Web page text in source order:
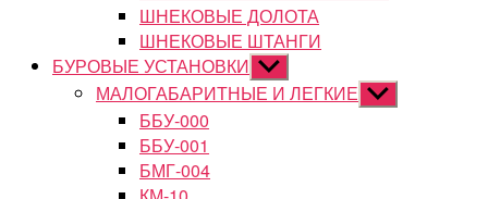
ШНЕКОВЫЕ ДОЛОТА
ШНЕКОВЫЕ ШТАНГИ
БУРОВЫЕ УСТАНОВКИ Показывать
подменю
МАЛОГАБАРИТНЫЕ И ЛЕГКИЕ Показывать
подменю
ББУ-000
ББУ-001
БМГ-004